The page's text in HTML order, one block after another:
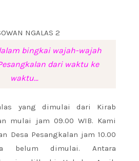
bingkai wajah-wajah
dari waktu ke
waktu…
yang dimulai dari Kirab
mulai jam 09.00 WIB. Kami
Desa Pesangkalan jam 10.00
belum dimulai. Antara